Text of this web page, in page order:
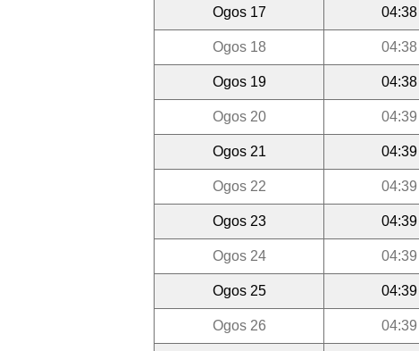
Ogos 17 04:38
Ogos 18 04:38
Ogos 19 04:38
Ogos 20 04:39
Ogos 21 04:39
Ogos 22 04:39
Ogos 23 04:39
Ogos 24 04:39
Ogos 25 04:39
Ogos 26 04:39